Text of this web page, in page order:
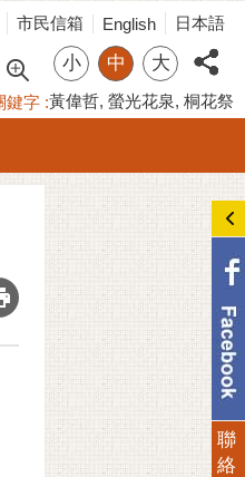
市民信箱 English 日本語
小 中 大
鍵字 黃偉哲 螢光花泉 桐花祭
聯
絡